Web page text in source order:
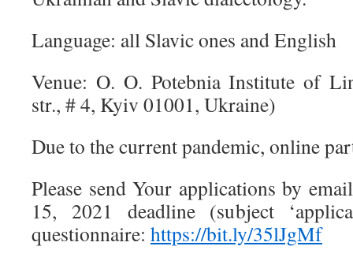
Language: all Slavic ones and English
Venue: O. O. Potebnia Institute of
str., # 4, Kyiv 01001, Ukraine)
Due to the current pandemic, online
Please send Your applications by
15, 2021 deadline (subject
questionnaire: https://bit.ly/35lJgMf